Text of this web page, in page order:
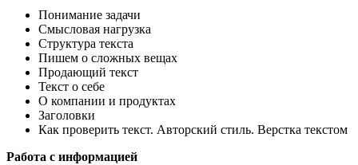
Понимание задачи
Смысловая нагрузка
Структура текста
Пишем о сложных вещах
Продающий текст
Текст о себе
О компании и продуктах
Заголовки
Как проверить текст. Авторский стиль. Верстка текстом
Работа с информацией